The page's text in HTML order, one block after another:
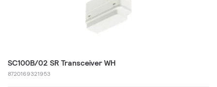
SC100B/02 SR Transceiver WH
8720169321953